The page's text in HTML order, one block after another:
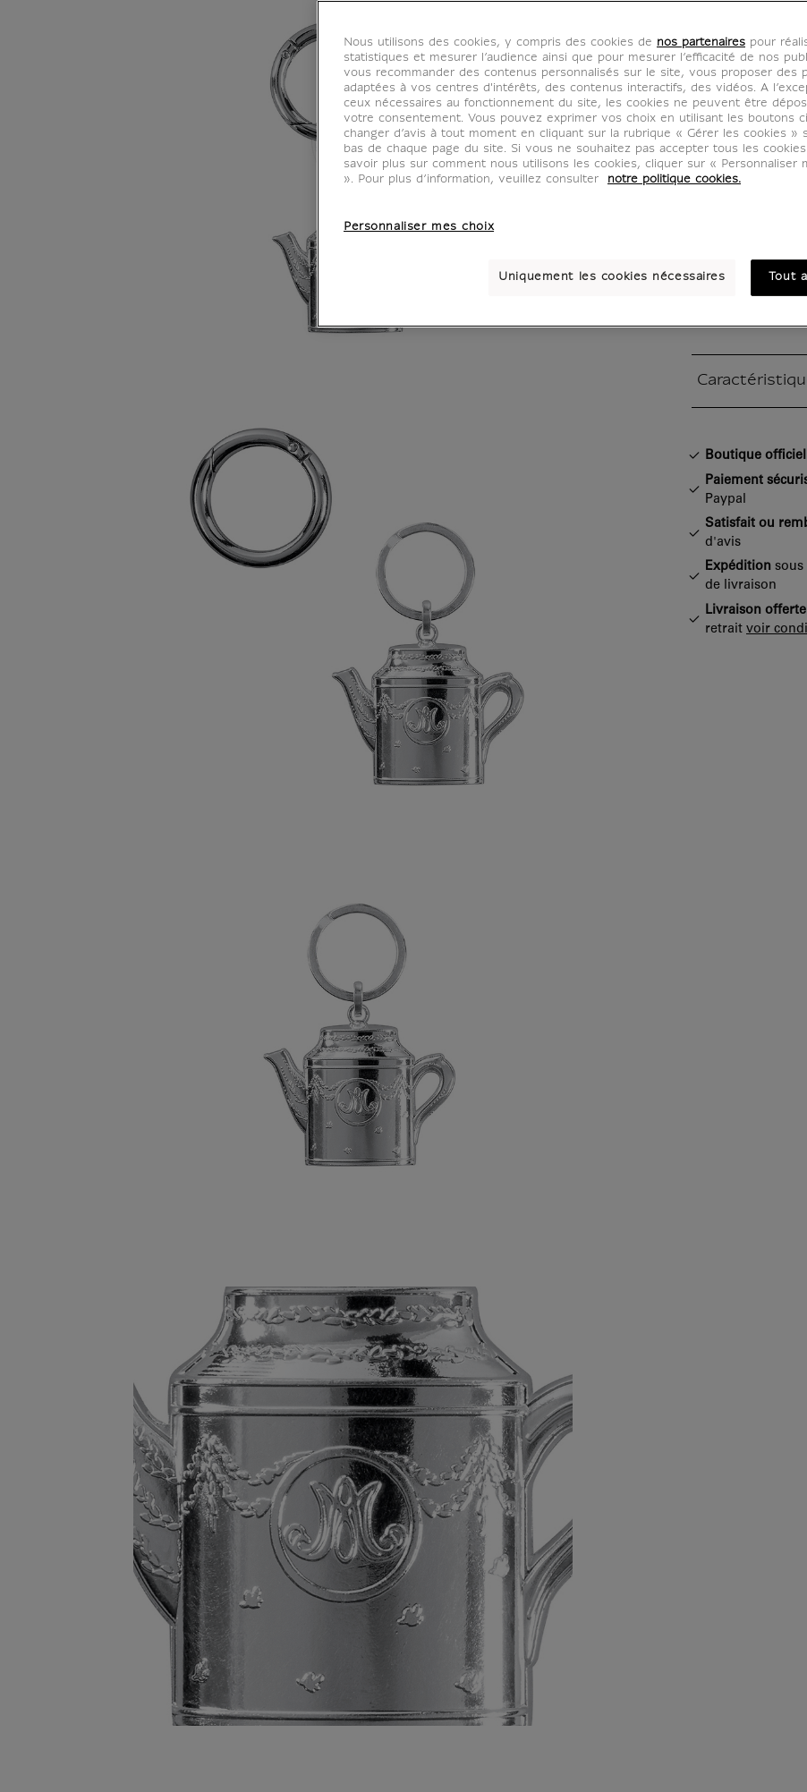
Harry
CU500494
Inspiré par le
des Objets
l'invité du
collection de
sillage de
Ses créations
images
sous une
Boutique
Paiement
Paypal
Satisfait ou
d'avis
Expédition sous
de livraison
Livraison
retrait voir
Nous utilisons des cookies, y compris des cookies de nos partenaires pour
statistiques et mesurer l’audience ainsi que pour mesurer l’efficacité de nos
vous recommander des contenus personnalisés sur le site, vous proposer des
adaptées à vos centres d'intérêts, des contenus interactifs, des vidéos. A
ceux nécessaires au fonctionnement du site, les cookies ne peuvent être
votre consentement. Vous pouvez exprimer vos choix en utilisant les boutons
changer d’avis à tout moment en cliquant sur la rubrique « Gérer les cookies »
bas de chaque page du site. Si vous ne souhaitez pas accepter tous les
savoir plus sur comment nous utilisons les cookies, cliquer sur « Personnaliser
». Pour plus d’information, veuillez consulter
notre politique cookies.
Personnaliser mes choix
Uniquement les cookies nécessaires Tout